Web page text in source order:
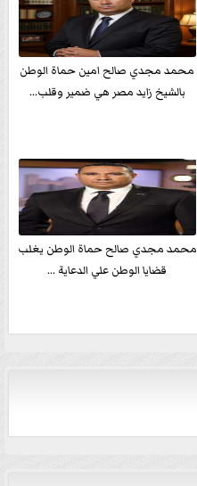
محمد مجدي صالح امين حماة الوطن
بالشيخ زايد مصر هي ضمير وقلب...
محمد مجدي صالح حماة الوطن يغلب
قضايا الوطن علي الدعاية ...